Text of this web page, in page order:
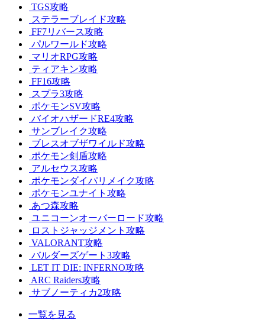
TGS攻略
ステラーブレイド攻略
FF7リバース攻略
パルワールド攻略
マリオRPG攻略
ティアキン攻略
FF16攻略
スプラ3攻略
ポケモンSV攻略
バイオハザードRE4攻略
サンブレイク攻略
ブレスオブザワイルド攻略
ポケモン剣盾攻略
アルセウス攻略
ポケモンダイパリメイク攻略
ポケモンユナイト攻略
あつ森攻略
ユニコーンオーバーロード攻略
ロストジャッジメント攻略
VALORANT攻略
バルダーズゲート3攻略
LET IT DIE: INFERNO攻略
ARC Raiders攻略
サブノーティカ2攻略
一覧を見る